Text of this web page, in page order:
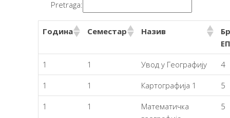
Pretraga:
Година Семестар Назив
1 1 Увод у Географију 4
1 1 Картографија 1 5
1 1
Математичка
5